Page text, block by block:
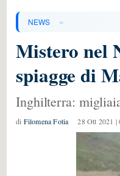
NEWS »
Mistero nel
spiagge di
Inghilterra:
di Filomena Fotia 28 Ott 2021 |